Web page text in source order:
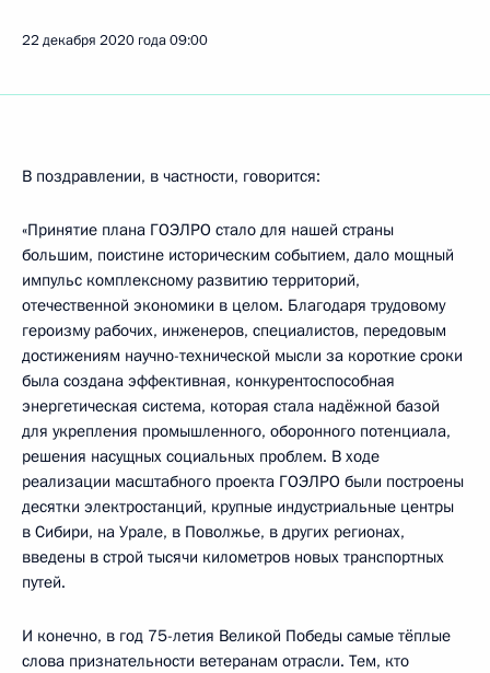
22 декабря 2020 года09:00
В поздравлении, в частности, говорится:
«Принятие плана ГОЭЛРО стало для нашей страны
большим, поистине историческим событием, дало мощный
импульс комплексному развитию территорий,
отечественной экономики в целом. Благодаря трудовому
героизму рабочих, инженеров, специалистов, передовым
достижениям научно-технической мысли за короткие сроки
была создана эффективная, конкурентоспособная
энергетическая система, которая стала надёжной базой
для укрепления промышленного, оборонного потенциала,
решения насущных социальных проблем. В ходе
реализации масштабного проекта ГОЭЛРО были построены
десятки электростанций, крупные индустриальные центры
в Сибири, на Урале, в Поволжье, в других регионах,
введены в строй тысячи километров новых транспортных
путей.
И конечно, в год 75-летия Великой Победы самые тёплые
слова признательности ветеранам отрасли. Тем, кто